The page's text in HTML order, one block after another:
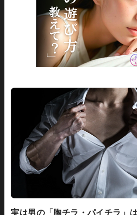
実は男の「胸チラ・パイチラ」